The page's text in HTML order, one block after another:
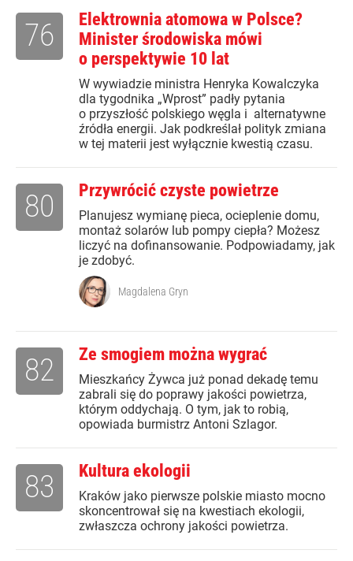
Elektrownia atomowa w Polsce?
Minister środowiska mówi
o perspektywie 10 lat
W wywiadzie ministra Henryka Kowalczyka
dla tygodnika „Wprost” padły pytania
o przyszłość polskiego węgla i alternatywne
źródła energii. Jak podkreślał polityk zmiana
w tej materii jest wyłącznie kwestią czasu.
76
Przywrócić czyste powietrze
Planujesz wymianę pieca, ocieplenie domu,
montaż solarów lub pompy ciepła? Możesz
liczyć na dofinansowanie. Podpowiadamy, jak
je zdobyć.
80
Magdalena Gryn
Ze smogiem można wygrać
Mieszkańcy Żywca już ponad dekadę temu
zabrali się do poprawy jakości powietrza,
którym oddychają. O tym, jak to robią,
opowiada burmistrz Antoni Szlagor.
82
Kultura ekologii
Kraków jako pierwsze polskie miasto mocno
skoncentrował się na kwestiach ekologii,
zwłaszcza ochrony jakości powietrza.
83